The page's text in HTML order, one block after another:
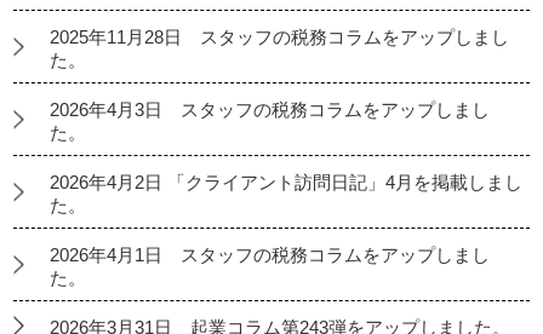
2025年11月28日 スタッフの税務コラムをアップしまし
た。
2026年4月3日 スタッフの税務コラムをアップしまし
た。
2026年4月2日 「クライアント訪問日記」4月を掲載しまし
た。
2026年4月1日 スタッフの税務コラムをアップしまし
た。
2026年3月31日 起業コラム第243弾をアップしました。